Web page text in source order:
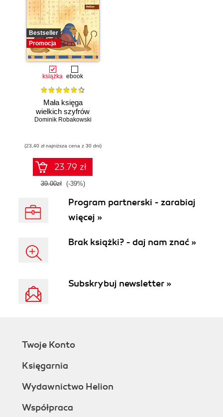
Bestseller
Promocja
książka ebook
Mała księga
wielkich szyfrów
Dominik Robakowski
(23,40 zł najniższa cena z 30 dni)
23.79 zł
39.00zł (-39%)
Program partnerski - zarabiaj
więcej »
Brak książki? - daj nam znać »
Subskrybuj newsletter »
Twoje Konto
Księgarnia
Wydawnictwo Helion
Współpraca